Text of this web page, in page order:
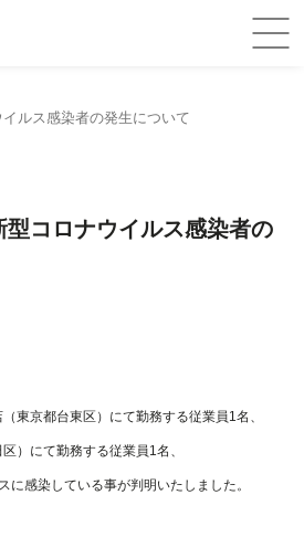
ルス感染者の発生について
型コロナウイルス感染者の
東京都台東区）にて勤務する従業員1名、
）にて勤務する従業員1名、
に感染している事が判明いたしました。